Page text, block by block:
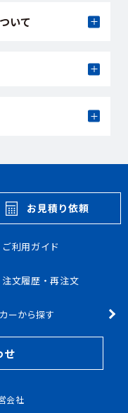
いて
お見積り依頼
ご利用ガイド
注文履歴・再注文
ーから探す
せ
会社